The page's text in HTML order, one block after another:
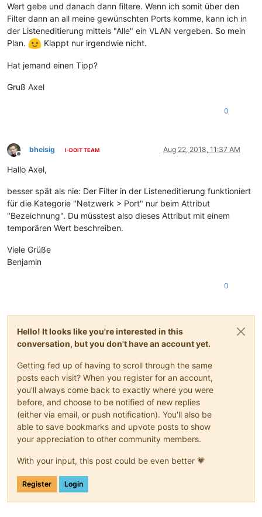
Wert gebe und danach dann filtere. Wenn ich somit über den
Filter dann an all meine gewünschten Ports komme, kann ich in
der Listeneditierung mittels "Alle" ein VLAN vergeben. So mein
Plan.
Klappt nur irgendwie nicht.
Hat jemand einen Tipp?
Gruß Axel
0
Offline
bheisig I-DOIT TEAM Aug 22, 2018, 11:37 AM
Hallo Axel,
besser spät als nie: Der Filter in der Listeneditierung funktioniert
für die Kategorie "Netzwerk > Port" nur beim Attribut
"Bezeichnung". Du müsstest also dieses Attribut mit einem
temporären Wert beschreiben.
Viele Grüße
Benjamin
0
Hello! It looks like you're interested in this
conversation, but you don't have an account yet.
Getting fed up of having to scroll through the same
posts each visit? When you register for an account,
you'll always come back to exactly where you were
before, and choose to be notified of new replies
(either via email, or push notification). You'll also be
able to save bookmarks and upvote posts to show
your appreciation to other community members.
With your input, this post could be even better 💗
Register Login